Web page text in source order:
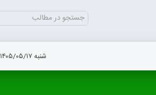
جستجو
برای:
شنبه ۱۴۰۵/۰۵/۱۷